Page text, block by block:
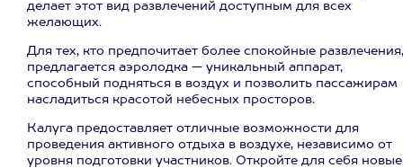
делает этот вид развлечений доступным для всех
желающих.
Для тех, кто предпочитает более спокойные развлечения,
предлагается аэролодка — уникальный аппарат,
способный подняться в воздух и позволить пассажирам
насладиться красотой небесных просторов.
Калуга предоставляет отличные возможности для
проведения активного отдыха в воздухе, независимо от
уровня подготовки участников. Откройте для себя новые